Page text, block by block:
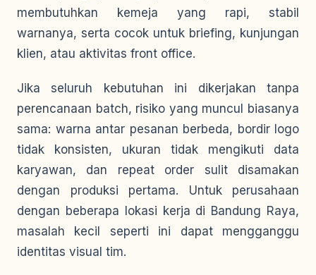
membutuhkan kemeja yang rapi, stabil
warnanya, serta cocok untuk briefing, kunjungan
klien, atau aktivitas front office.
Jika seluruh kebutuhan ini dikerjakan tanpa
perencanaan batch, risiko yang muncul biasanya
sama: warna antar pesanan berbeda, bordir logo
tidak konsisten, ukuran tidak mengikuti data
karyawan, dan repeat order sulit disamakan
dengan produksi pertama. Untuk perusahaan
dengan beberapa lokasi kerja di Bandung Raya,
masalah kecil seperti ini dapat mengganggu
identitas visual tim.